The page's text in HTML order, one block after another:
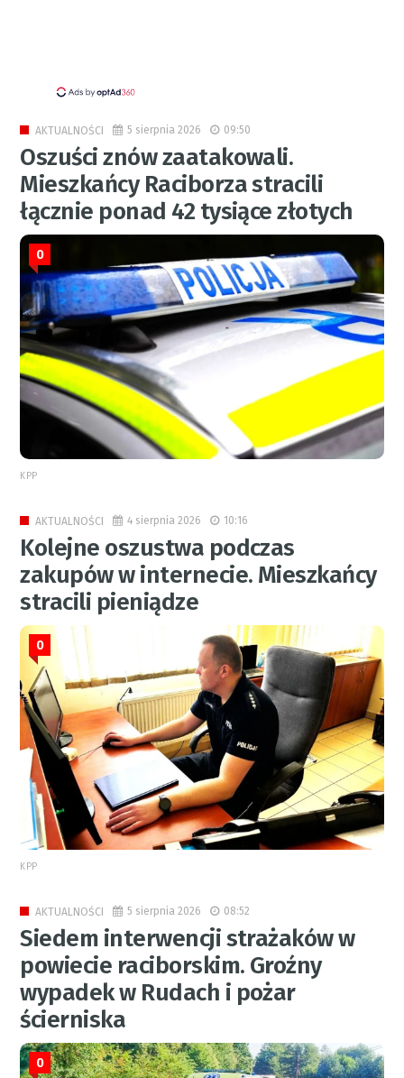
AKTUALNOŚCI 5 sierpnia 2026 09:50
Oszuści znów zaatakowali.
Mieszkańcy Raciborza stracili
łącznie ponad 42 tysiące złotych
0
KPP
AKTUALNOŚCI 4 sierpnia 2026 10:16
Kolejne oszustwa podczas
zakupów w internecie. Mieszkańcy
stracili pieniądze
0
KPP
AKTUALNOŚCI 5 sierpnia 2026 08:52
Siedem interwencji strażaków w
powiecie raciborskim. Groźny
wypadek w Rudach i pożar
ścierniska
0